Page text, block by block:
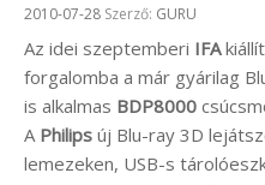
Beküldve:
2010-07-28 Szerző: GURU
Az idei szeptemberi IFA
forgalomba a már gyárilag
is alkalmas BDP8000
A Philips új Blu-ray 3D
lemezeken, USB-s